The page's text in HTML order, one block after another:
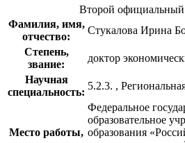
Второй
Фамилия, имя,
отчество:
Стукалова Ирина
Степень,
звание:
доктор
Научная
специальность:
5.2.3. ,
Место работы,
Федеральное
образовательное
образования